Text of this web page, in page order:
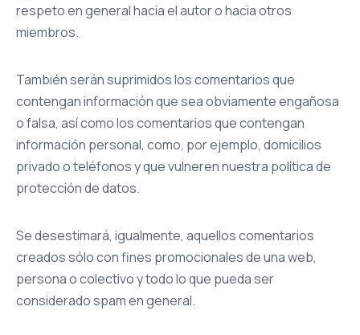
respeto en general hacia el autor o hacia otros
miembros.
También serán suprimidos los comentarios que
contengan información que sea obviamente engañosa
o falsa, así como los comentarios que contengan
información personal, como, por ejemplo, domicilios
privado o teléfonos y que vulneren nuestra política de
protección de datos.
Se desestimará, igualmente, aquellos comentarios
creados sólo con fines promocionales de una web,
persona o colectivo y todo lo que pueda ser
considerado spam en general.